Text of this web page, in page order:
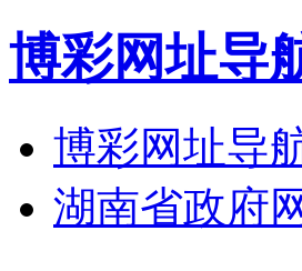
博彩网址导
博彩网址导
湖南省政府